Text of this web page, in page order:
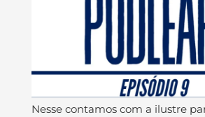
Nesse contamos com a ilustre